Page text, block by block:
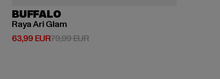
BUFFALO
Raya Ari Glam
63,99 EUR
Derzeitiger Preis: 63,99 EUR
79,99 EURAktionspreis: 79,99 EUR